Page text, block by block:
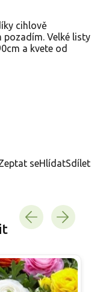
cihlově
pozadím. Velké listy
a kvete od
seHlídatSdílet